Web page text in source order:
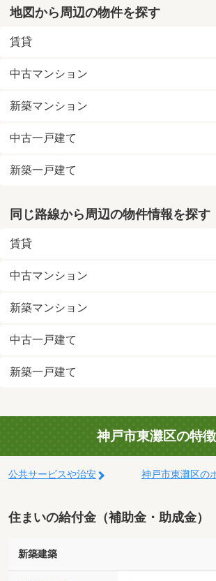
地図から周辺の物件を探す
賃貸
中古マンション
新築マンション
中古一戸建て
新築一戸建て
同じ路線から周辺の物件情報を探す
賃貸
中古マンション
新築マンション
中古一戸建て
新築一戸建て
神戸市東灘区の特徴
公共サービスや治安 神戸市東灘区の
住まいの給付金（補助金・助成金）
新築建築